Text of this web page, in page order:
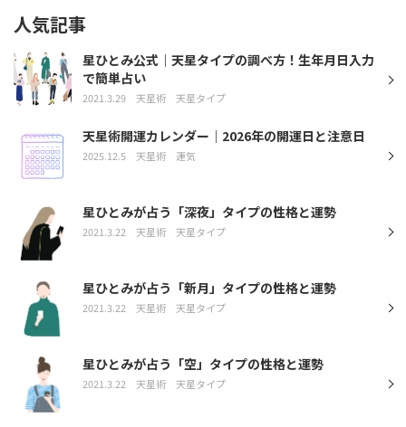
人気記事
星ひとみ公式｜天星タイプの調べ方！生年月日入力
で簡単占い
2021.3.29 天星術 天星タイプ
天星術開運カレンダー｜2026年の開運日と注意日
2025.12.5 天星術 運気
星ひとみが占う「深夜」タイプの性格と運勢
2021.3.22 天星術 天星タイプ
星ひとみが占う「新月」タイプの性格と運勢
2021.3.22 天星術 天星タイプ
星ひとみが占う「空」タイプの性格と運勢
2021.3.22 天星術 天星タイプ